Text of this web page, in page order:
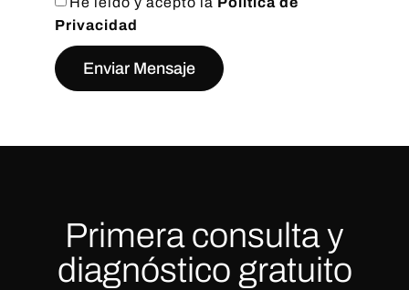
Privacidad
Enviar Mensaje
Primera consulta y
diagnóstico gratuito